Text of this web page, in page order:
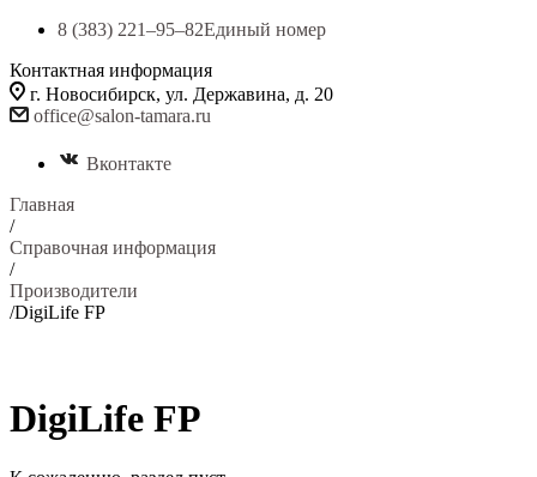
8 (383) 221‒95‒82Единый номер
Контактная информация
г. Новосибирск, ул. Державина, д. 20
office@salon-tamara.ru
Вконтакте
Главная
/
Справочная информация
/
Производители
/DigiLife FP
DigiLife FP